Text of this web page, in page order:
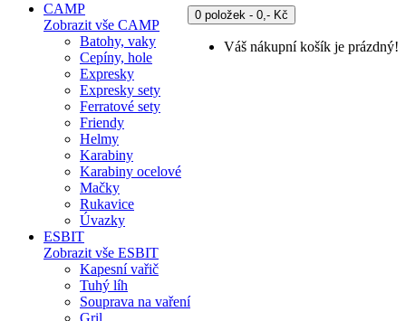
0 položek - 0,- Kč
Váš nákupní košík je prázdný!
CAMP
Zobrazit vše CAMP
Batohy, vaky
Cepíny, hole
Expresky
Expresky sety
Ferratové sety
Friendy
Helmy
Karabiny
Karabiny ocelové
Mačky
Rukavice
Úvazky
ESBIT
Zobrazit vše ESBIT
Kapesní vařič
Tuhý líh
Souprava na vaření
Gril